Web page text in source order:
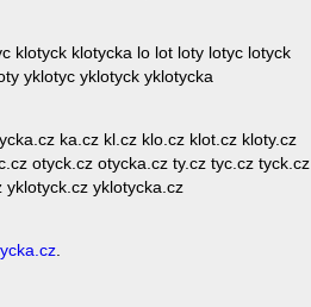
klotyck klotycka lo lot loty lotyc lotyck
yklotyc yklotyck yklotycka
ka.cz kl.cz klo.cz klot.cz kloty.cz
otyck.cz otycka.cz ty.cz tyc.cz tyck.cz
yklotyck.cz yklotycka.cz